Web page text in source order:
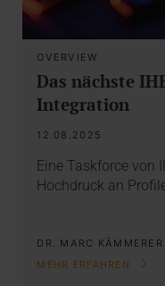
OVERVIEW
Das nächste
Integration
12.08.2025
Eine Taskforce von
Hochdruck an
DR. MARC KÄMMERER
MEHR ERFAHREN